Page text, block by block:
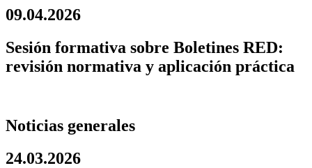
09.04.2026
Sesión formativa sobre Boletines RED:
revisión normativa y aplicación práctica
Noticias generales
24.03.2026